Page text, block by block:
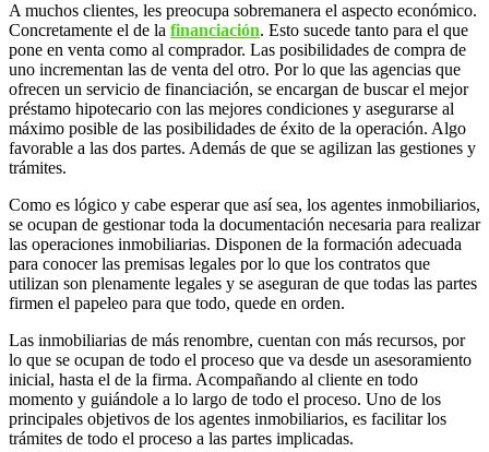
A muchos clientes, les preocupa sobremanera el aspecto económico.
Concretamente el de la financiación. Esto sucede tanto para el que
pone en venta como al comprador. Las posibilidades de compra de
uno incrementan las de venta del otro. Por lo que las agencias que
ofrecen un servicio de financiación, se encargan de buscar el mejor
préstamo hipotecario con las mejores condiciones y asegurarse al
máximo posible de las posibilidades de éxito de la operación. Algo
favorable a las dos partes. Además de que se agilizan las gestiones y
trámites.
Como es lógico y cabe esperar que así sea, los agentes inmobiliarios,
se ocupan de gestionar toda la documentación necesaria para realizar
las operaciones inmobiliarias. Disponen de la formación adecuada
para conocer las premisas legales por lo que los contratos que
utilizan son plenamente legales y se aseguran de que todas las partes
firmen el papeleo para que todo, quede en orden.
Las inmobiliarias de más renombre, cuentan con más recursos, por
lo que se ocupan de todo el proceso que va desde un asesoramiento
inicial, hasta el de la firma. Acompañando al cliente en todo
momento y guiándole a lo largo de todo el proceso. Uno de los
principales objetivos de los agentes inmobiliarios, es facilitar los
trámites de todo el proceso a las partes implicadas.